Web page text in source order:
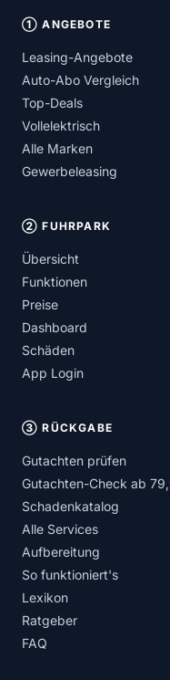
① ANGEBOTE
Leasing-Angebote
Auto-Abo Vergleich
Top-Deals
Vollelektrisch
Alle Marken
Gewerbeleasing
② FUHRPARK
Übersicht
Funktionen
Preise
Dashboard
Schäden
App Login
③ RÜCKGABE
Gutachten prüfen
Gutachten-Check ab
Schadenkatalog
Alle Services
Aufbereitung
So funktioniert's
Lexikon
Ratgeber
FAQ